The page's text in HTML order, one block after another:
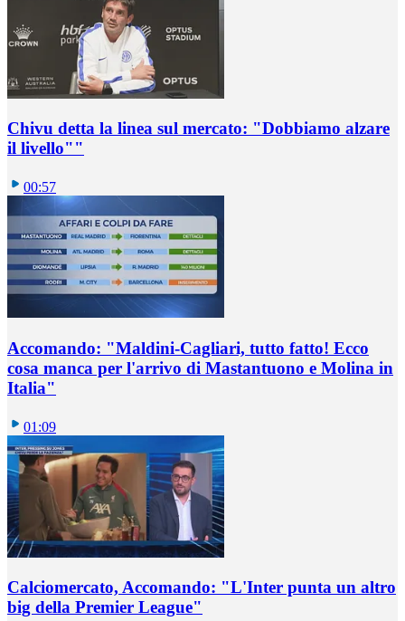
Chivu detta la linea sul mercato: "Dobbiamo alzare
il livello""
00:57
Accomando: "Maldini-Cagliari, tutto fatto! Ecco
cosa manca per l'arrivo di Mastantuono e Molina in
Italia"
01:09
Calciomercato, Accomando: "L'Inter punta un altro
big della Premier League"